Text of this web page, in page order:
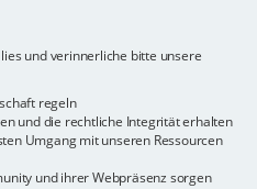
und verinnerliche bitte unsere
regeln
und die rechtliche Integrität erhalten
Umgang mit unseren Ressourcen
und ihrer Webpräsenz sorgen